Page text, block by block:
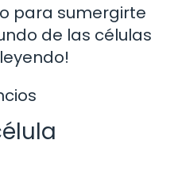
para sumergirte
de las células